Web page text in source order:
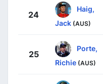
24
Haig,
Jack (AUS)
25
Porte,
Richie (AUS)